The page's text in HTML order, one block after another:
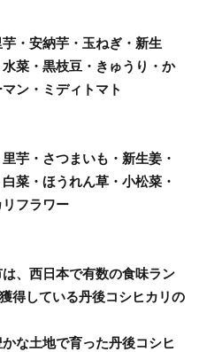
・安納芋・玉ねぎ・新生
菜・黒枝豆・きゅうり・か
ン・ミディトマト
芋・さつまいも・新生姜・
菜・ほうれん草・小松菜・
フラワー
、西日本で有数の食味ラン
得している丹後コシヒカリの
な土地で育った丹後コシヒ